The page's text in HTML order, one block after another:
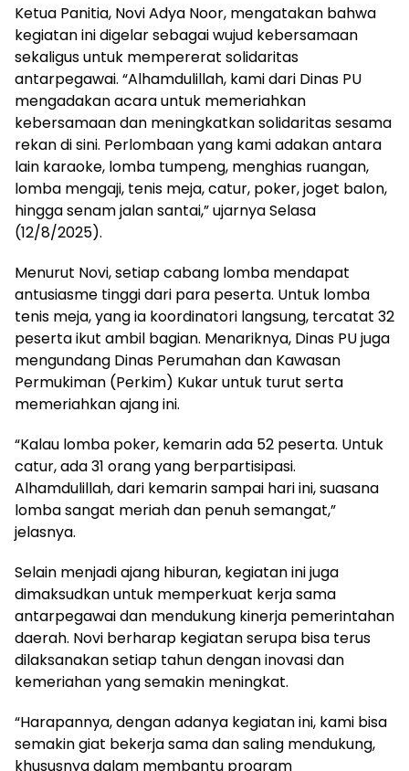
Ketua Panitia, Novi Adya Noor, mengatakan bahwa
kegiatan ini digelar sebagai wujud kebersamaan
sekaligus untuk mempererat solidaritas
antarpegawai. “Alhamdulillah, kami dari Dinas PU
mengadakan acara untuk memeriahkan
kebersamaan dan meningkatkan solidaritas sesama
rekan di sini. Perlombaan yang kami adakan antara
lain karaoke, lomba tumpeng, menghias ruangan,
lomba mengaji, tenis meja, catur, poker, joget balon,
hingga senam jalan santai,” ujarnya Selasa
(12/8/2025).
Menurut Novi, setiap cabang lomba mendapat
antusiasme tinggi dari para peserta. Untuk lomba
tenis meja, yang ia koordinatori langsung, tercatat 32
peserta ikut ambil bagian. Menariknya, Dinas PU juga
mengundang Dinas Perumahan dan Kawasan
Permukiman (Perkim) Kukar untuk turut serta
memeriahkan ajang ini.
“Kalau lomba poker, kemarin ada 52 peserta. Untuk
catur, ada 31 orang yang berpartisipasi.
Alhamdulillah, dari kemarin sampai hari ini, suasana
lomba sangat meriah dan penuh semangat,”
jelasnya.
Selain menjadi ajang hiburan, kegiatan ini juga
dimaksudkan untuk memperkuat kerja sama
antarpegawai dan mendukung kinerja pemerintahan
daerah. Novi berharap kegiatan serupa bisa terus
dilaksanakan setiap tahun dengan inovasi dan
kemeriahan yang semakin meningkat.
“Harapannya, dengan adanya kegiatan ini, kami bisa
semakin giat bekerja sama dan saling mendukung,
khususnya dalam membantu program